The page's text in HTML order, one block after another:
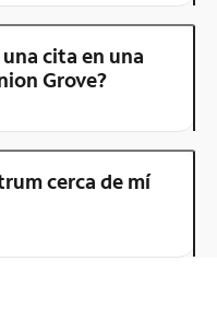
cita en una
Grove?
cerca de mí